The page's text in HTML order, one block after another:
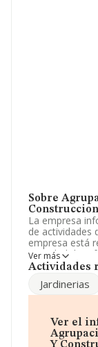
Sobre
La empresa
de actividades
empresa está
actividad de
actividades de
mercados
Servicios y
B85262939,
Calle Juan
Ver más
Actividades
Jardinerias
Ver el